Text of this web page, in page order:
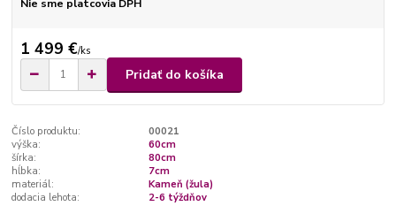
Nie sme platcovia DPH
1 499 €/ks
Pridať do košíka
Číslo produktu:
00021
výška:
60cm
šírka:
80cm
hĺbka:
7cm
materiál:
Kameň (žula)
dodacia lehota:
2-6 týždňov